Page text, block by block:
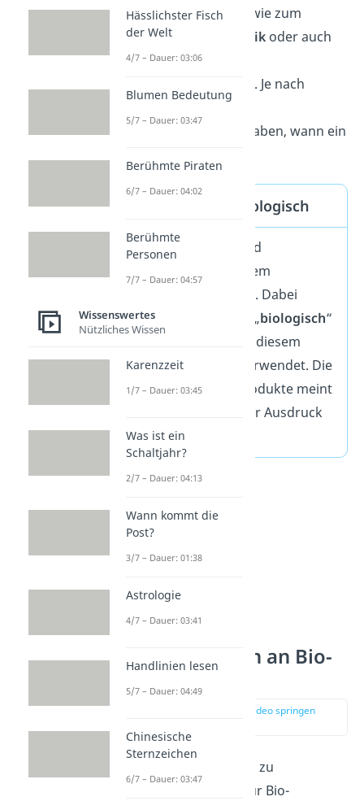
mehreren Bereichen, wie zum
Beispiel in der
Kosmetik oder auch
beiKleidungund
. Je nach
Bereich gibt es jedoch
unterschiedliche Vorgaben, wann ein
Biologisch vs. Ökologisch
Bio-Lebensmittel sind
Erzeugnisse aus einem
ökologischen Anbau. Dabei
werden die Begriffe „biologisch“
“ in diesem
Bereichsynonym
verwendet. Die
Bezeichnung Bio-Produkte meint
also dasselbe wie der Ausdruck
Öko-Produkte.
Anforderungen an Bio-
zur Stelle im Video springen
Um den Bio-Standards zu
entsprechen, gelten für Bio-
Hässlichster Fisch
der Welt
4/7 – Dauer: 03:06
Blumen Bedeutung
5/7 – Dauer: 03:47
Berühmte Piraten
6/7 – Dauer: 04:02
Berühmte
Personen
7/7 – Dauer: 04:57
Wissenswertes
Nützliches Wissen
Karenzzeit
1/7 – Dauer: 03:45
Was ist ein
Schaltjahr?
2/7 – Dauer: 04:13
Wann kommt die
Post?
3/7 – Dauer: 01:38
Astrologie
4/7 – Dauer: 03:41
Handlinien lesen
5/7 – Dauer: 04:49
Chinesische
Sternzeichen
6/7 – Dauer: 03:47